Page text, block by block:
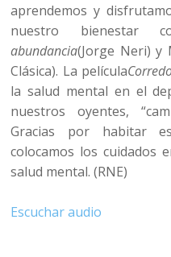
aprendemos y
nuestro bienestar
abundancia(Jorge Neri) y
Clásica). La película
la salud mental en el
nuestros oyentes,
Gracias por habitar
colocamos los cuidados
salud mental. (RNE)
Escuchar audio